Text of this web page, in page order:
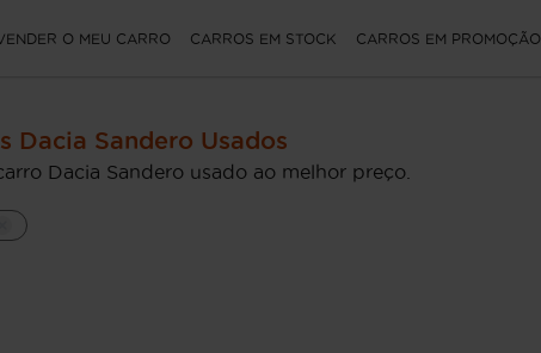
O MEU CARRO CARROS EM STOCK CARROS EM PROMOÇÃO
Dacia Sandero Usados
Dacia Sandero usado ao melhor preço.